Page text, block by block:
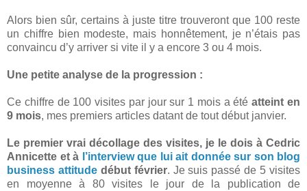
Alors bien sûr, certains à juste titre trouveront que 100 reste
un chiffre bien modeste, mais honnêtement, je n’étais pas
convaincu d’y arriver si vite il y a encore 3 ou 4 mois.
Une petite analyse de la progression :
Ce chiffre de 100 visites par jour sur 1 mois a étéatteint en
9 mois, mes premiers articles datant de tout début janvier.
Le premier vrai décollage des visites, je le dois à Cedric
Annicette et à l’interview que lui ait donnée sur son blog
business attitudedébut février. Je suis passé de 5 visites
en moyenne à 80 visites le jour de la publication de